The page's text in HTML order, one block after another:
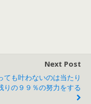
Next Post
ても叶わないのは当たり
りの９９％の努力をする